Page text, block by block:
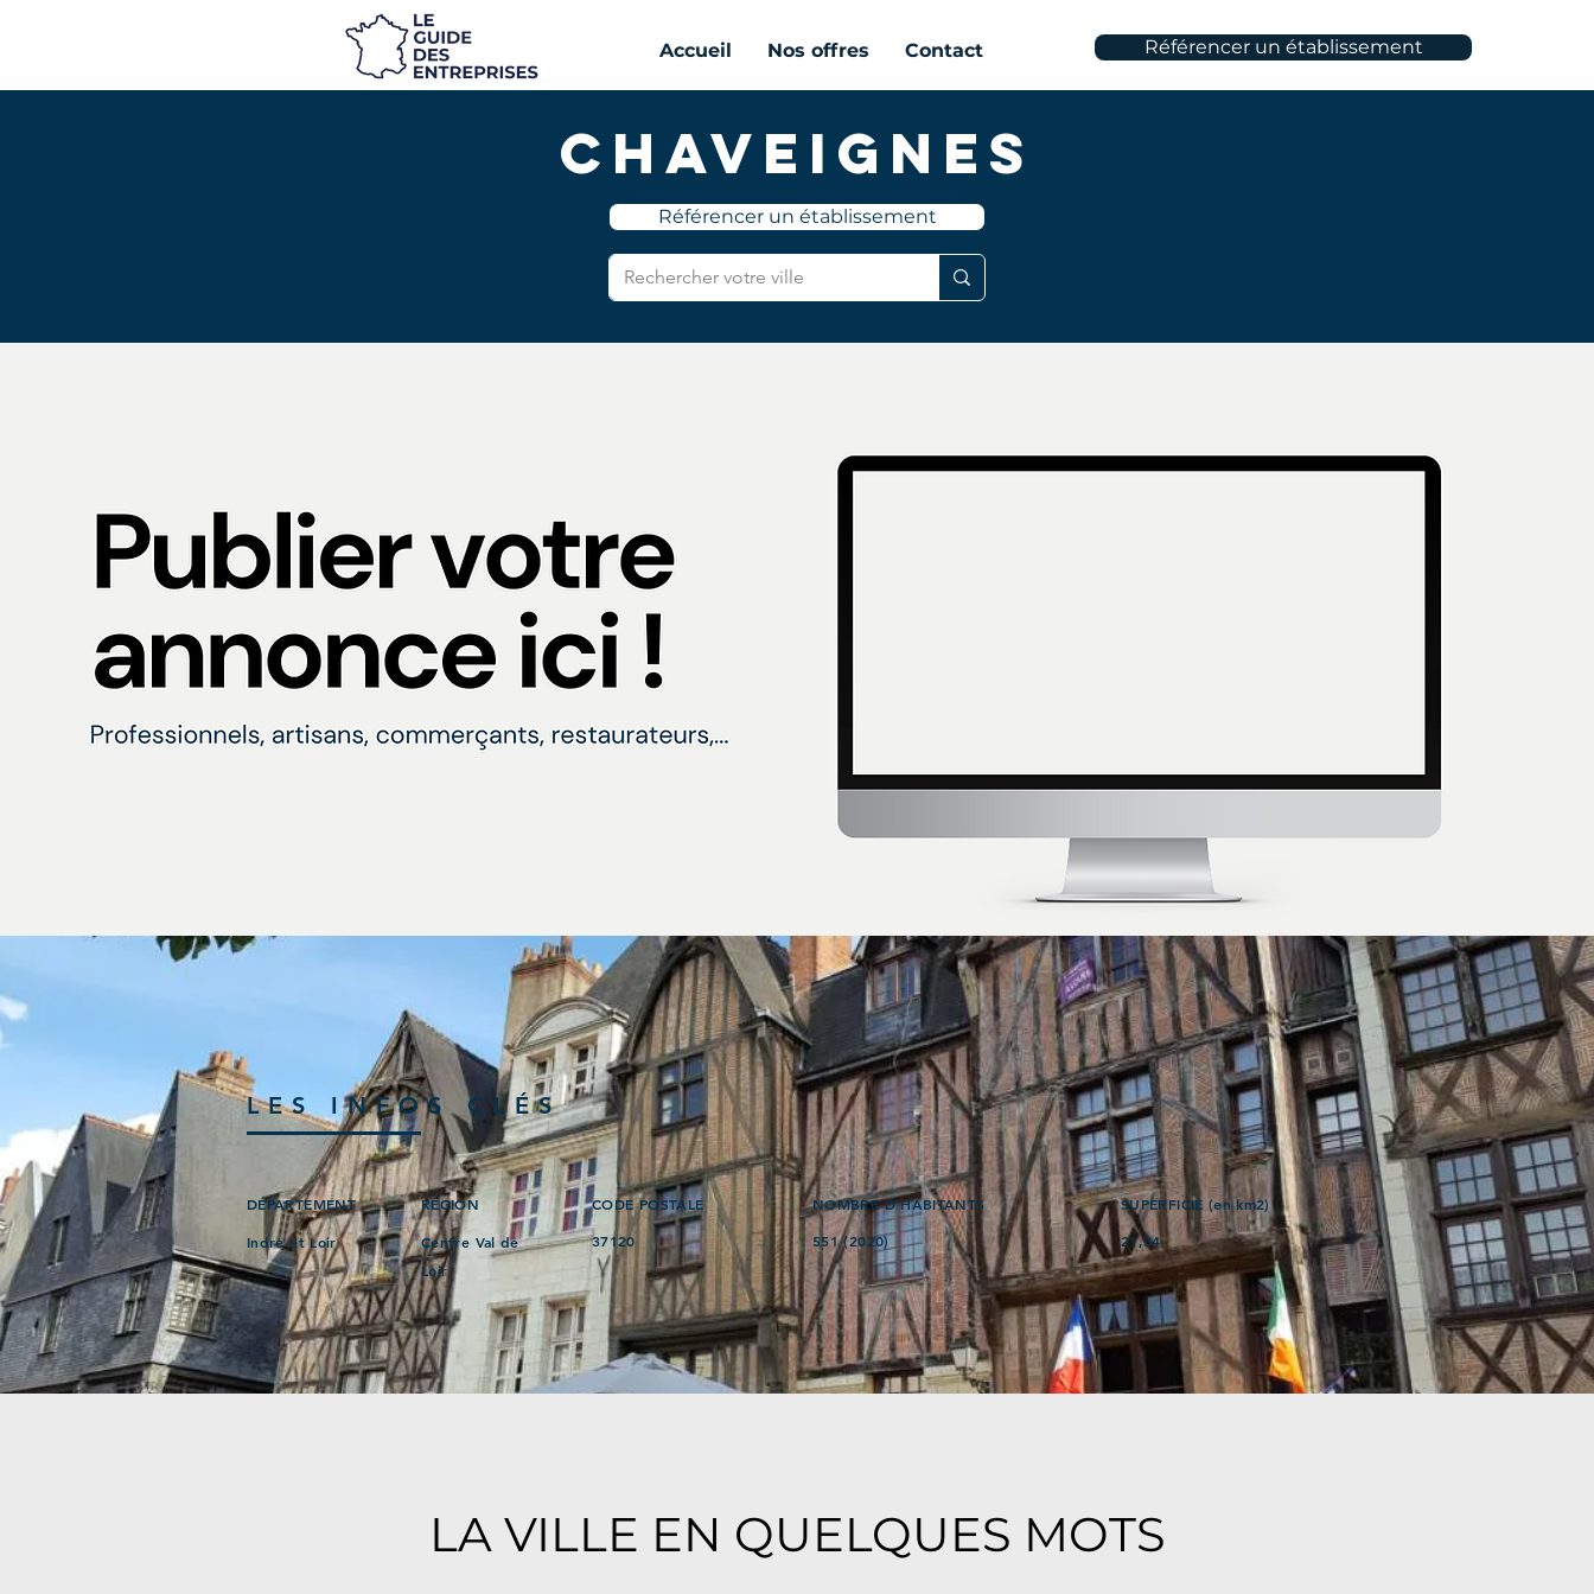
Référencer un établissement
Accueil Nos offres Contact
Chaveignes
Référencer un établissement
LES INFOS CLÉS
DÉPARTEMENT
Indre et Loir
RÉGION
Centre Val de
Loir
CODE POSTALE
37120
NOMBRE D'HABITANTS
551 (2020)
SUPERFICIE (en km2)
21,34
LA VILLE EN QUELQUES MOTS